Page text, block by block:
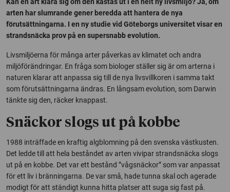
arten har slumrande gener beredda att hantera de nya
förutsättningarna. I en ny studie vid Göteborgs universitet visar en
strandsnäcka prov på en supersnabb evolution.
Livsmiljöerna för många arter påverkas av klimatet och andra
miljöförändringar. En fråga som biologer ställer sig är om arterna i
naturen klarar att anpassa sig till de nya livsvillkoren i samma takt
som förutsättningarna ändras. En långsam evolution, som Darwin
tänkte sig den, räcker knappast.
Snäckor slogs ut på kobbe
1988 inträffade en kraftig algblomning på den svenska västkusten.
Det ledde till att hela beståndet av arten vivipar strandsnäcka slogs
ut på en kobbe. Det var ett bestånd ”vågsnäckor” som var anpassat
för ett liv i bränningarna. De var små, hade tunna skal och agerade
modigt för att ständigt kunna hitta platser att suga sig fast på.